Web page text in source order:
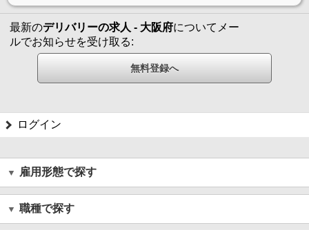
最新のデリバリーの求人 - 大阪府についてメー
ルでお知らせを受け取る:
ログイン
雇用形態で探す
職種で探す